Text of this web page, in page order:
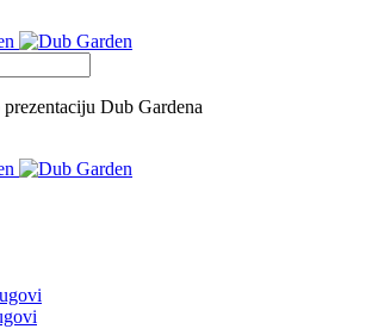
Dub Gardena